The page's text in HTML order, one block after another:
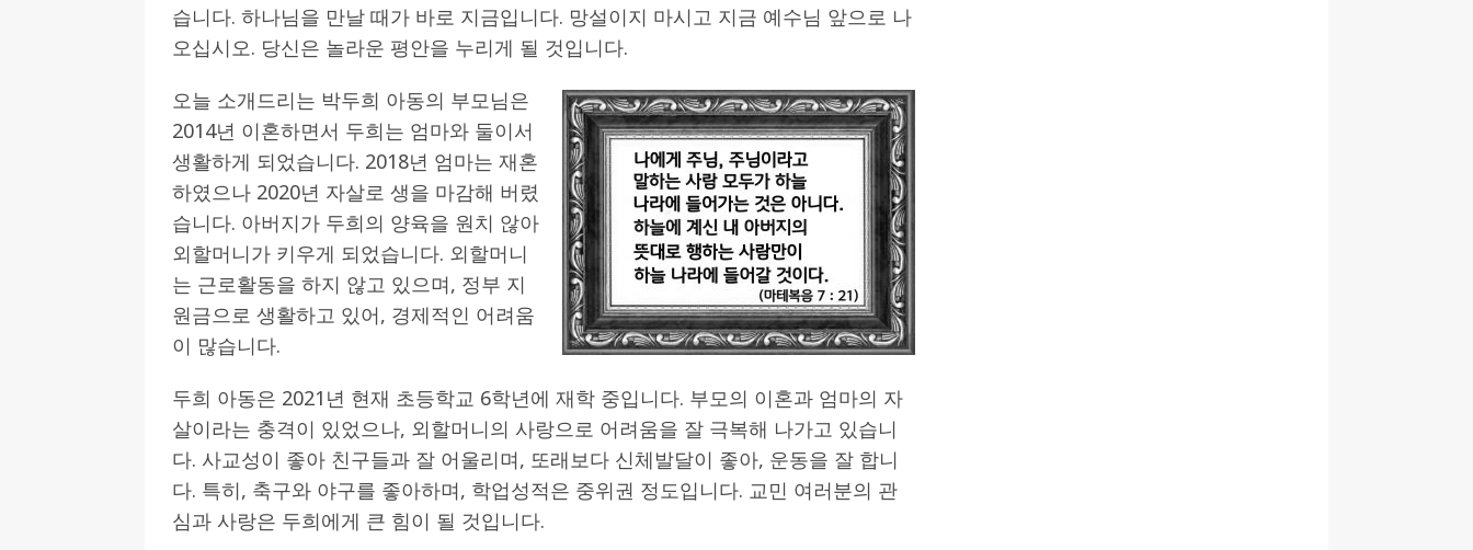
습니다. 하나님을 만날 때가 바로 지금입니다. 망설이지 마시고 지금 예수님 앞으로 나
오십시오. 당신은 놀라운 평안을 누리게 될 것입니다.
오늘 소개드리는 박두희 아동의 부모님은
2014년 이혼하면서 두희는 엄마와 둘이서
생활하게 되었습니다. 2018년 엄마는 재혼
하였으나 2020년 자살로 생을 마감해 버렸
습니다. 아버지가 두희의 양육을 원치 않아
외할머니가 키우게 되었습니다. 외할머니
는 근로활동을 하지 않고 있으며, 정부 지
원금으로 생활하고 있어, 경제적인 어려움
이 많습니다.
두희 아동은 2021년 현재 초등학교 6학년에 재학 중입니다. 부모의 이혼과 엄마의 자
살이라는 충격이 있었으나, 외할머니의 사랑으로 어려움을 잘 극복해 나가고 있습니
다. 사교성이 좋아 친구들과 잘 어울리며, 또래보다 신체발달이 좋아, 운동을 잘 합니
다. 특히, 축구와 야구를 좋아하며, 학업성적은 중위권 정도입니다. 교민 여러분의 관
심과 사랑은 두희에게 큰 힘이 될 것입니다.